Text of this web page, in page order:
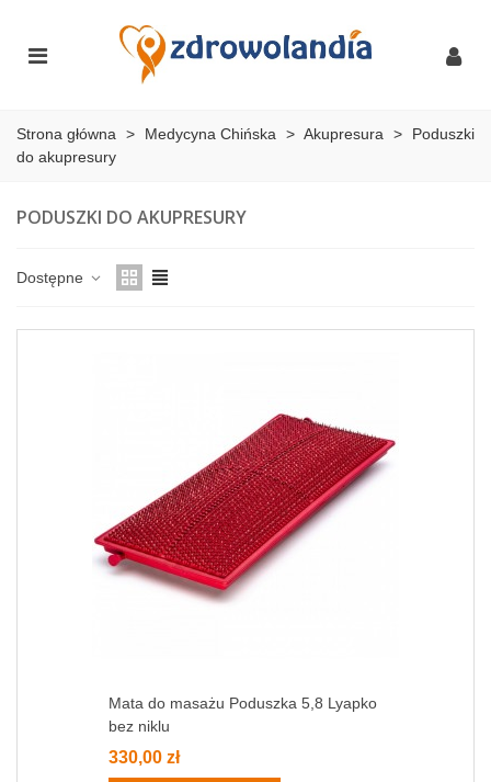
Strona główna > Medycyna Chińska > Akupresura >
Poduszki
do akupresury
PODUSZKI DO AKUPRESURY
Dostępne
Mata do masażu Poduszka 5,8 Lyapko
bez niklu
330,00 zł